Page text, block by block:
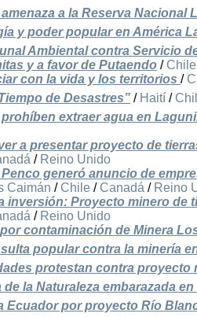
a la Reserva Nacional
y poder popular en América
Ambiental contra Servicio
y a favor de Putaendo / Chile
con la vida y los territorios /
de Desastres” / Haití /
extraer agua en
a presentar proyecto de
/ Reino Unido
generó anuncio de
Caimán / Chile / Canadá / Reino
inversión: Proyecto minero de
/ Reino Unido
contaminación de Minera
popular contra la minería
protestan contra proyecto
la Naturaleza embarazada
Ecuador por proyecto Río